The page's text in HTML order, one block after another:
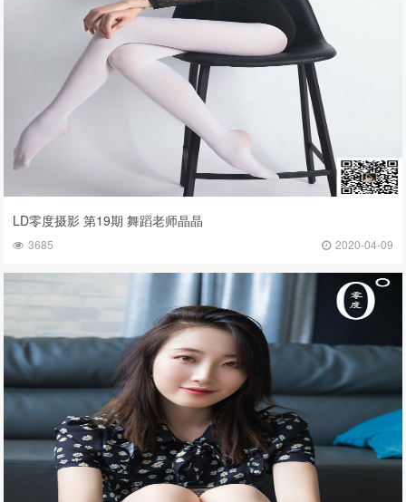
LD零度摄影 第19期 舞蹈老师晶晶
3685 2020-04-09